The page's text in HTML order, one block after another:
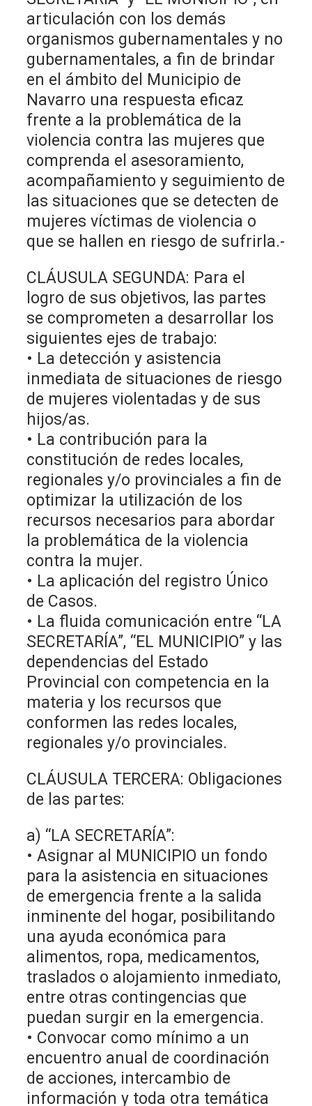
articulación con los demás
organismos gubernamentales y no
gubernamentales, a fin de brindar
en el ámbito del Municipio de
Navarro una respuesta eficaz
frente a la problemática de la
violencia contra las mujeres que
comprenda el asesoramiento,
acompañamiento y seguimiento de
las situaciones que se detecten de
mujeres víctimas de violencia o
que se hallen en riesgo de sufrirla.-
CLÁUSULA SEGUNDA: Para el
logro de sus objetivos, las partes
se comprometen a desarrollar los
siguientes ejes de trabajo:
• La detección y asistencia
inmediata de situaciones de riesgo
de mujeres violentadas y de sus
hijos/as.
• La contribución para la
constitución de redes locales,
regionales y/o provinciales a fin de
optimizar la utilización de los
recursos necesarios para abordar
la problemática de la violencia
contra la mujer.
• La aplicación del registro Único
de Casos.
• La fluida comunicación entre “LA
SECRETARÍA”, “EL MUNICIPIO” y las
dependencias del Estado
Provincial con competencia en la
materia y los recursos que
conformen las redes locales,
regionales y/o provinciales.
CLÁUSULA TERCERA: Obligaciones
de las partes:
a) “LA SECRETARÍA”:
• Asignar al MUNICIPIO un fondo
para la asistencia en situaciones
de emergencia frente a la salida
inminente del hogar, posibilitando
una ayuda económica para
alimentos, ropa, medicamentos,
traslados o alojamiento inmediato,
entre otras contingencias que
puedan surgir en la emergencia.
• Convocar como mínimo a un
encuentro anual de coordinación
de acciones, intercambio de
información y toda otra temática